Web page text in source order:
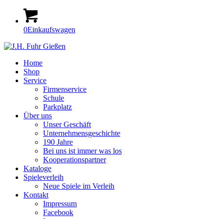
0Einkaufswagen
Home
Shop
Service
Firmenservice
Schule
Parkplatz
Über uns
Unser Geschäft
Unternehmensgeschichte
190 Jahre
Bei uns ist immer was los
Kooperationspartner
Kataloge
Spieleverleih
Neue Spiele im Verleih
Kontakt
Impressum
Facebook